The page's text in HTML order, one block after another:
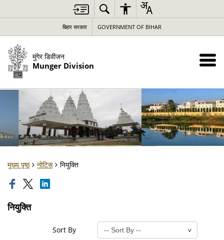
बिहार सरकार GOVERNMENT OF BIHAR
मुंगेर डिवीजन
Munger Division
मुख्य पृष्ठ नोटिस नियुक्ति
नियुक्ति
Sort By